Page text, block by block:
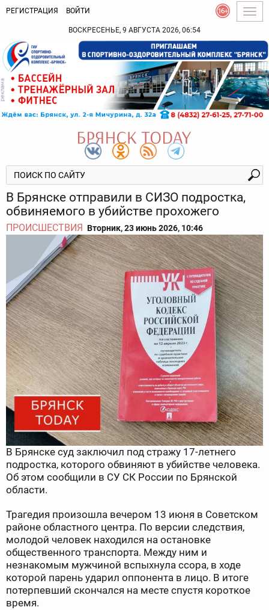
РЕГИСТРАЦИЯ ВОЙТИ
ВОСКРЕСЕНЬЕ, 9 АВГУСТА 2026, 06:54
В Брянске отправили в СИЗО подростка,
обвиняемого в убийстве прохожего
ПРОИСШЕСТВИЯ Вторник, 23 июнь 2026, 10:46
В Брянске суд заключил под стражу 17-летнего
подростка, которого обвиняют в убийстве человека.
Об этом сообщили в СУ СК России по Брянской
области.
Трагедия произошла вечером 13 июня в Советском
районе областного центра. По версии следствия,
молодой человек находился на остановке
общественного транспорта. Между ним и
незнакомым мужчиной вспыхнула ссора, в ходе
которой парень ударил оппонента в лицо. В итоге
потерпевший скончался на месте спустя короткое
время.